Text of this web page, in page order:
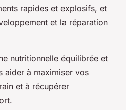
rapides et explosifs, et
et la réparation
nutritionnelle équilibrée et
aider à maximiser vos
et à récupérer